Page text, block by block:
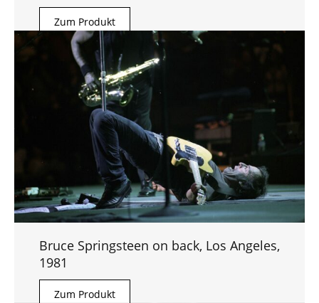
Zum Produkt
Bruce Springsteen on back, Los Angeles,
1981
Zum Produkt